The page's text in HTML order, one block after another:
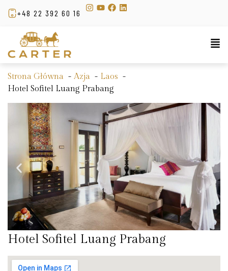
+48 22 392 60 16
Strona Główna Azja
Laos
Hotel Sofitel Luang Prabang
Hotel Sofitel Luang Prabang